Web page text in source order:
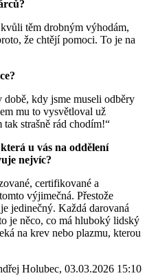
těm drobným výhodám,
že chtějí pomoci. To je na
kdy jsme museli odběry
mu to vysvětloval už
strašně rád chodím!“
u vás na oddělení
nejvíc?
certifikované a
výjimečná. Přestože
jedinečný. Každá darovaná
je něco, co má hluboký lidský
na krev nebo plazmu, kterou
Holubec, 03.03.2026 15:10